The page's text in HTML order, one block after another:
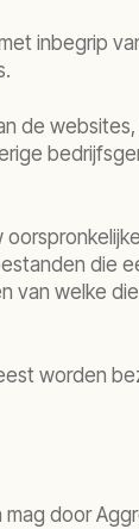
inbegrip
de websites,
die
van welke
worden
door